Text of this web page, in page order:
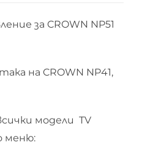
за CROWN NP51
на CROWN NP41,
модели TV
меню: